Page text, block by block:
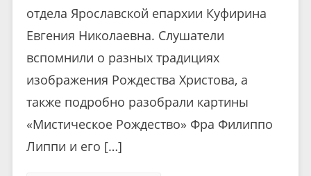
отдела Ярославской епархии Куфирина
Евгения Николаевна. Слушатели
вспомнили о разных традициях
изображения Рождества Христова, а
также подробно разобрали картины
«Мистическое Рождество» Фра Филиппо
Липпи и его […]